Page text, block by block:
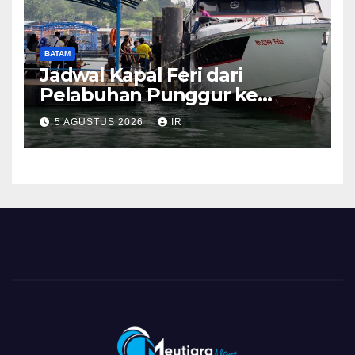
BATAM
Jadwal Kapal Feri dari
Pelabuhan Punggur ke
Sejumlah Pulau di Kepri
5 AGUSTUS 2026 IR